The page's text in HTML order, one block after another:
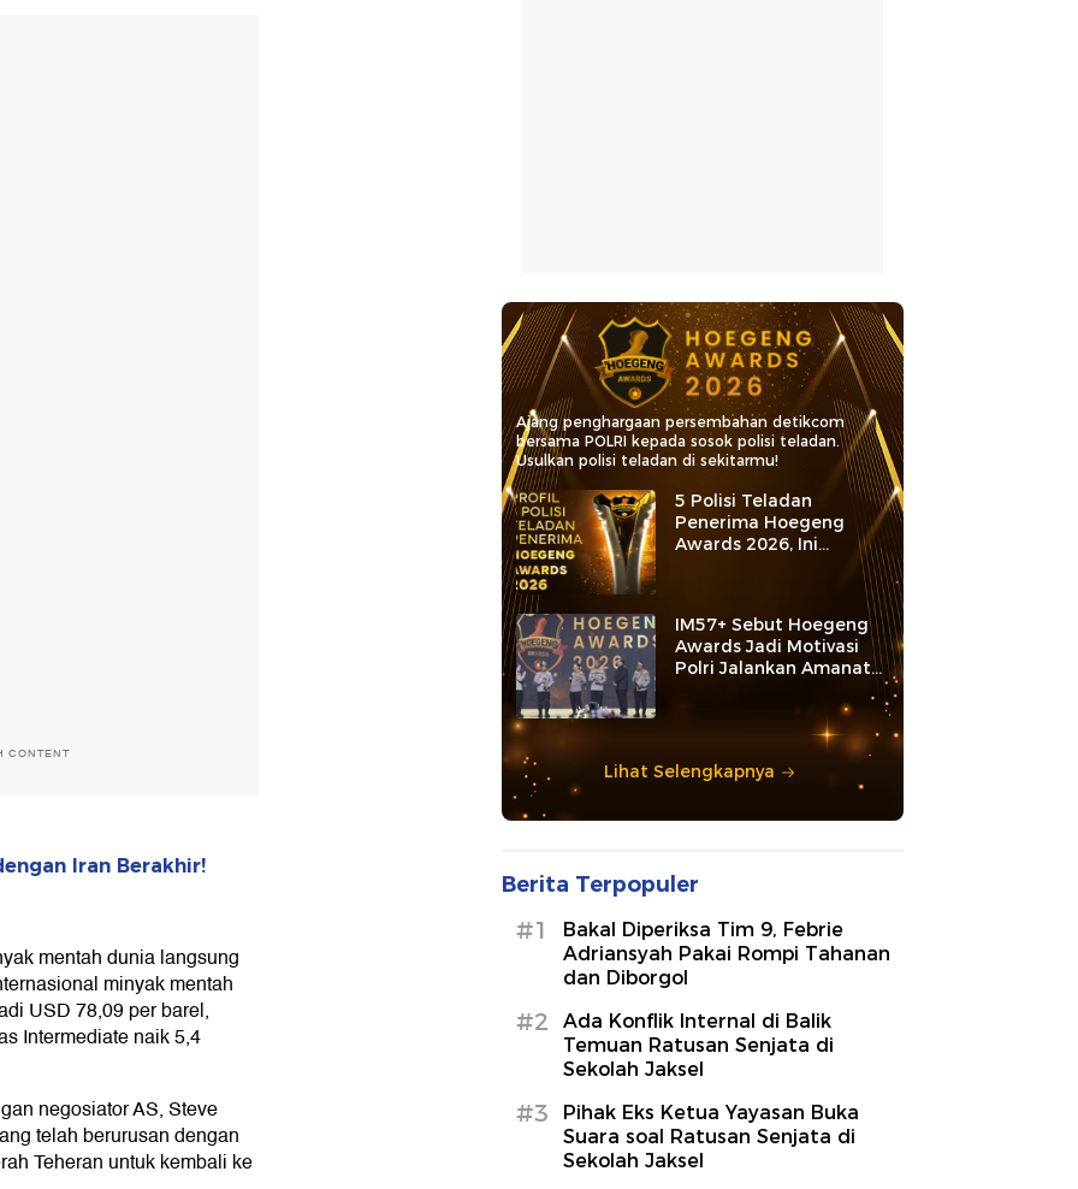
CONTENT
Iran Berakhir!
mentah dunia langsung
minyak mentah
USD 78,09 per barel,
Intermediate naik 5,4
negosiator AS, Steve
telah berurusan dengan
Teheran untuk kembali ke
Ajang penghargaan persembahan detikcom
bersama POLRI kepada sosok polisi teladan.
Usulkan polisi teladan di sekitarmu!
5 Polisi Teladan
Penerima Hoegeng
Awards 2026, Ini
Kategori dan Kiprahnya
IM57+ Sebut Hoegeng
Awards Jadi Motivasi
Polri Jalankan Amanat
Lihat Selengkapnya
Berita Terpopuler
#1
Bakal Diperiksa Tim 9, Febrie
Adriansyah Pakai Rompi Tahanan
dan Diborgol
#2
Ada Konflik Internal di Balik
Temuan Ratusan Senjata di
Sekolah Jaksel
#3
Pihak Eks Ketua Yayasan Buka
Suara soal Ratusan Senjata di
Sekolah Jaksel